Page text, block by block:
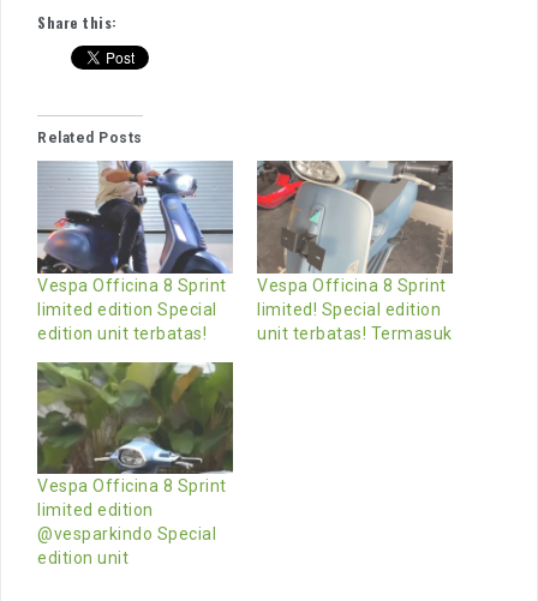
Share this:
Related Posts
Vespa Officina 8 Sprint
limited edition Special
edition unit terbatas!
Vespa Officina 8 Sprint
limited! Special edition
unit terbatas! Termasuk
Vespa Officina 8 Sprint
limited edition
@vesparkindo Special
edition unit